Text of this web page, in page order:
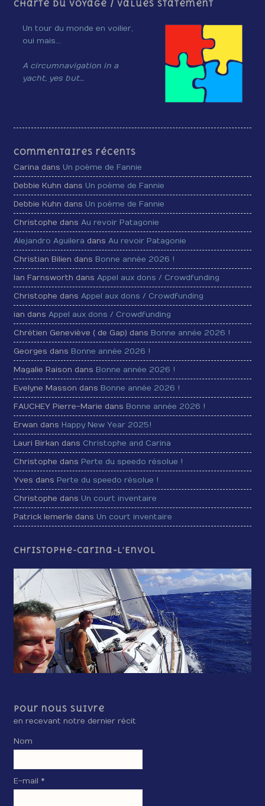
Charte du voyage / Values Statement
Un tour du monde en voilier,
oui mais…
A circumnavigation in a
yacht, yes but…
Commentaires récents
Carina dans Un poème de Fannie
Debbie Kuhn dans Un poème de Fannie
Debbie Kuhn dans Un poème de Fannie
Christophe dansAu revoir Patagonie
Alejandro Aguilera dansAu revoir Patagonie
Christian Bilien dans Bonne année 2026 !
Ian Farnsworth dansAppel aux dons / Crowdfunding
Christophe dansAppel aux dons / Crowdfunding
ian dansAppel aux dons / Crowdfunding
Chrétien Geneviève ( de Gap) dans Bonne année 2026 !
Georges dans Bonne année 2026 !
Magalie Raison dans Bonne année 2026 !
Evelyne Masson dans Bonne année 2026 !
FAUCHEY Pierre-Marie dans Bonne année 2026 !
Erwan dans Happy New Year 2025!
Lauri Birkan dans Christophe and Carina
Christophe dans Perte du speedo résolue !
Yves dans Perte du speedo résolue !
Christophe dans Un court inventaire
Patrick lemerle dans Un court inventaire
Christophe-Carina-L’Envol
Pour nous suivre
en recevant notre dernier récit
Nom
E-mail *